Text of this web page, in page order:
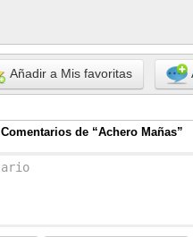
Añadir a Mis favoritas
Comentarios de “Achero Mañas”